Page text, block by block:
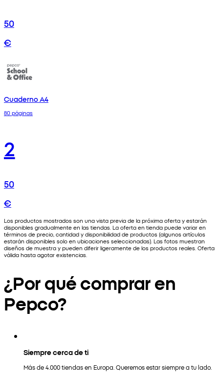
50
€
Cuaderno A4
80 páginas
2
50
€
Los productos mostrados son una vista previa de la próxima oferta y estarán
disponibles gradualmente en las tiendas. La oferta en tienda puede variar en
términos de precio, cantidad y disponibilidad de productos (algunos artículos
estarán disponibles solo en ubicaciones seleccionadas). Las fotos muestran
diseños de muestra y pueden diferir ligeramente de los productos reales. Oferta
válida hasta agotar existencias.
¿Por qué comprar en
Pepco?
Siempre cerca de ti
Más de 4.000 tiendas en Europa. Queremos estar siempre a tu lado.